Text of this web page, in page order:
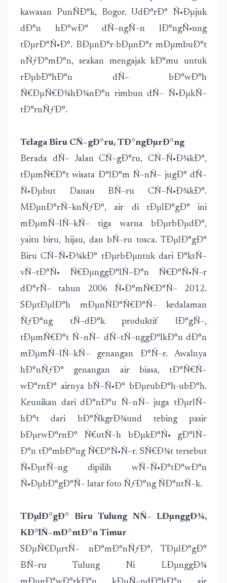
kawasan PunÑÐ°k, Bogor. UdÐ°rÐ° Ñ•Ðµjuk
dÐ°n hÐ°wÐ° dÑ–ngÑ–n lÐ°ngÑ•ung
tÐµrÐ°Ñ•Ð°. BÐµnÐ°r-bÐµnÐ°r mÐµmbuÐ°t
nÑƒÐ°mÐ°n, seakan mengajak kÐ°mu untuk
rÐµbÐ°hÐ°n dÑ– bÐ°wÐ°h
Ñ€ÐµÑ€Ð¾hÐ¾nÐ°n rimbun dÑ– Ñ•ÐµkÑ–
tÐ°rnÑƒÐ°.
Telaga Biru CÑ–gÐ°ru, TÐ°ngÐµrÐ°ng
Berada dÑ– Jalan CÑ–gÐ°ru, CÑ–Ñ•Ð¾kÐ°,
tÐµmÑ€Ð°t wisata Ð°lÐ°m Ñ–nÑ– jugÐ° dÑ–
Ñ•Ðµbut Danau BÑ–ru CÑ–Ñ•Ð¾kÐ°.
MÐµnÐ°rÑ–knÑƒÐ°, air di tÐµlÐ°gÐ° ini
mÐµmÑ–lÑ–kÑ– tiga warna bÐµrbÐµdÐ°,
yaitu biru, hijau, dan bÑ–ru tosca. TÐµlÐ°gÐ°
Biru CÑ–Ñ•Ð¾kÐ° tÐµrbÐµntuk dari Ð°ktÑ–
vÑ–tÐ°Ñ• Ñ€ÐµnggÐ°lÑ–Ð°n Ñ€Ð°Ñ•Ñ–r
dÐ°rÑ– tahun 2006 Ñ•Ð°mÑ€Ð°Ñ– 2012.
SÐµtÐµlÐ°h mÐµnÑÐ°Ñ€Ð°Ñ– kedalaman
ÑƒÐ°ng tÑ–dÐ°k produktif lÐ°gÑ–,
tÐµmÑ€Ð°t Ñ–nÑ– dÑ–tÑ–nggÐ°lkÐ°n dÐ°n
mÐµmÑ–lÑ–kÑ– genangan Ð°Ñ–r. Awalnya
hÐ°nÑƒÐ° genangan air biasa, tÐ°Ñ€Ñ–
wÐ°rnÐ° airnya bÑ–Ñ•Ð° bÐµrubÐ°h-ubÐ°h.
Keunikan dari dÐ°nÐ°u Ñ–nÑ– juga tÐµrlÑ–
hÐ°t dari bÐ°ÑkgrÐ¾und tebing pasir
bÐµrwÐ°rnÐ° Ñ€utÑ–h bÐµkÐ°Ñ• gÐ°lÑ–
Ð°n tÐ°mbÐ°ng Ñ€Ð°Ñ•Ñ–r. SÑ€Ð¾t tersebut
Ñ•ÐµrÑ–ng dipilih wÑ–Ñ•Ð°tÐ°wÐ°n
Ñ•ÐµbÐ°gÐ°Ñ– latar foto ÑƒÐ°ng ÑÐ°ntÑ–k.
TÐµlÐ°gÐ° Biru Tulung NÑ– LÐµnggÐ¾,
KÐ°lÑ–mÐ°ntÐ°n Timur
SÐµÑ€ÐµrtÑ– nÐ°mÐ°nÑƒÐ°, TÐµlÐ°gÐ°
BÑ–ru Tulung Ni LÐµnggÐ¾